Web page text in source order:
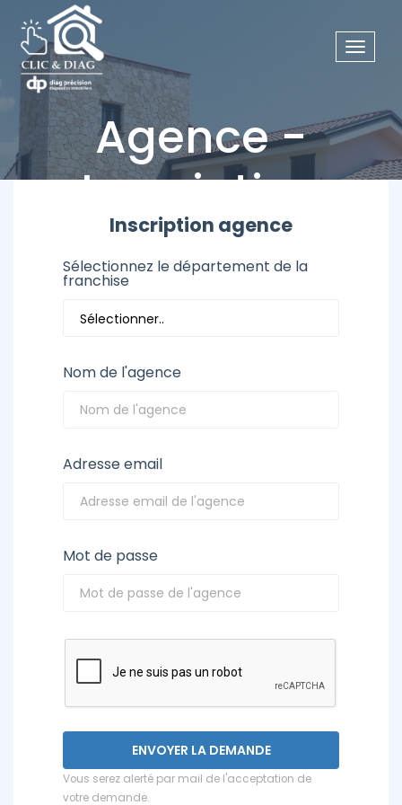
Toggle
Agence -
Inscription
Agence - Inscription
Inscription agence
Sélectionnez le département de la
franchise
Nom de l'agence
Adresse email
Mot de passe
Vous serez alerté par mail de l'acceptation de
votre demande.